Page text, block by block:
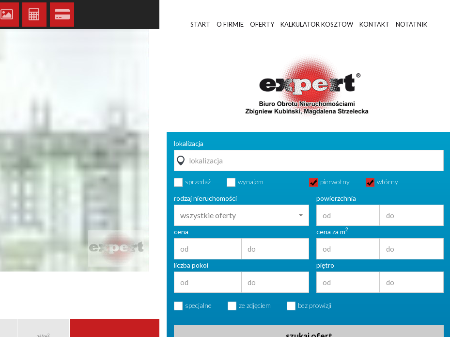
2
START O FIRMIE OFERTY KALKULATOR KOSZTOW KONTAKT NOTATNIK
lokalizacja
sprzedaż wynajem pierwotny
wtórny
rodzaj nieruchomości
wszystkie oferty
powierzchnia
cena cena za m2
liczba pokoi piętro
specjalne ze zdjęciem bez prowizji